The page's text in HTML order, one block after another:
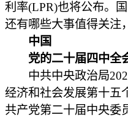
利率(LPR)也将公布。
还有哪些大事值得关注
中国
党的二十届四中全
中共中央政治局
经济和社会发展第十五
共产党第二十届中央委